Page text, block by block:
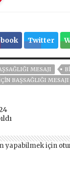
Twitter
MESAJI
BAŞSAĞLIĞI MESAJI
yapabilmek için